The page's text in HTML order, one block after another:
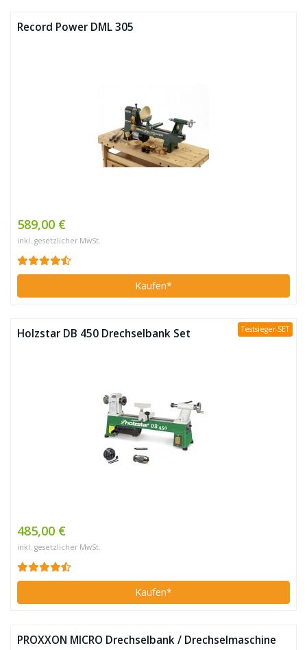
Record Power DML 305
589,00 €
inkl. gesetzlicher MwSt.
Kaufen*
Testsieger-SET
Holzstar DB 450 Drechselbank Set
485,00 €
inkl. gesetzlicher MwSt.
Kaufen*
PROXXON MICRO Drechselbank / Drechselmaschine